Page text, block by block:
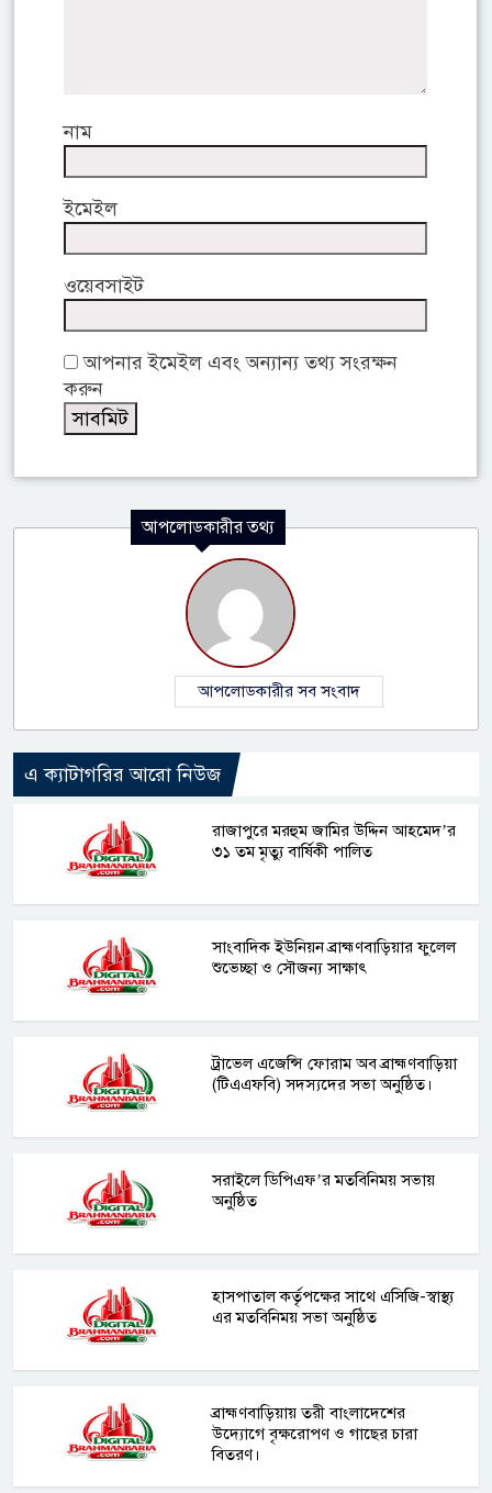
নাম
ইমেইল
ওয়েবসাইট
আপনার ইমেইল এবং অন্যান্য তথ্য সংরক্ষন
করুন
আপলোডকারীর তথ্য
আপলোডকারীর সব সংবাদ
এ ক্যাটাগরির আরো নিউজ
রাজাপুরে মরহুম জামির উদ্দিন আহমেদ’র
৩১ তম মৃত্যু বার্ষিকী পালিত
সাংবাদিক ইউনিয়ন ব্রাহ্মণবাড়িয়ার ফুলেল
শুভেচ্ছা ও সৌজন্য সাক্ষাৎ
ট্রাভেল এজেন্সি ফোরাম অব ব্রাহ্মণবাড়িয়া
(টিএএফবি) সদস্যদের সভা অনুষ্ঠিত।
সরাইলে ডিপিএফ’র মতবিনিময় সভায়
অনুষ্ঠিত
হাসপাতাল কর্তৃপক্ষের সাথে এসিজি-স্বাস্থ্য
এর মতবিনিময় সভা অনুষ্ঠিত
ব্রাহ্মণবাড়িয়ায় তরী বাংলাদেশের
উদ্যোগে বৃক্ষরোপণ ও গাছের চারা
বিতরণ।